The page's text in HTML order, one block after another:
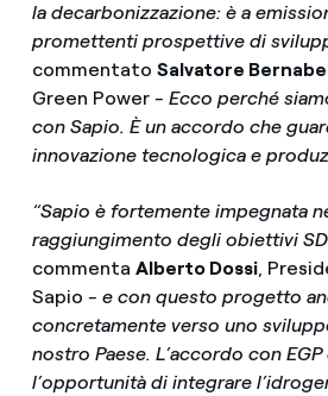
la decarbonizzazione: è a
promettenti prospettive di
commentato Salvatore
Green Power- Ecco perché
con Sapio. È un accordo che
innovazione tecnologica e
“Sapio è fortemente impegnata
raggiungimento degli obiettivi
commenta Alberto Dossi,
Sapio - e con questo progetto
concretamente verso uno
nostro Paese. L’accordo con
l’opportunità di integrare